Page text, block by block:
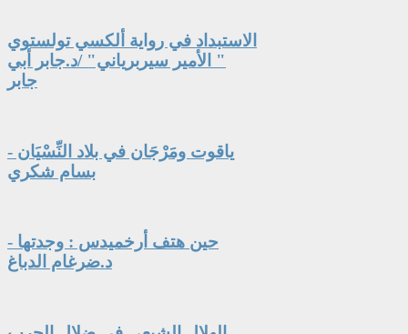
الاستبداد في رواية ألكسي تولستوي
" الأمير سيربرياني" /د.جابر أبي
جابر
ياقوت ومَرْجَان في بلاد النِّسْيَان -
بسام شكري
حين هتف أرخميدس : وجدتها -
د.ضرغام الدباغ